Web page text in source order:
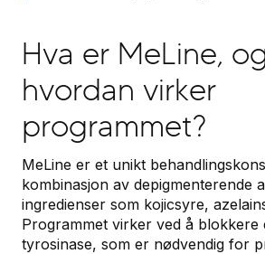
Hva er MeLine,
hvordan virker
programmet?
MeLine er et unikt
kombinasjon av depigmenterende
ingredienser som kojicsyre,
Programmet virker ved å blokkere
tyrosinase, som er nødvendig for